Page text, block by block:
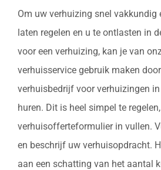
Om uw verhuizing snel vakkundig
laten regelen en u te ontlasten in
voor een verhuizing, kan je van
verhuisservice gebruik maken
verhuisbedrijf voor verhuizingen
huren. Dit is heel simpel te
verhuisofferteformulier in vullen.
en beschrijf uw verhuisopdracht.
aan een schatting van het aantal